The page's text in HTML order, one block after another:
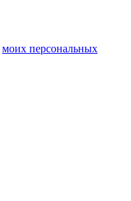
моих персональных